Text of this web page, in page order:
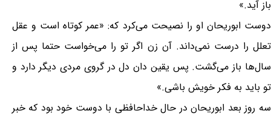
باز آید.»
دوست ابوریحان او را نصیحت می‌کرد که: «عمر کوتاه است و عقل
تعلل را درست نمی‌داند. آن زن اگر تو را می‌خواست حتما پس از
سال‌ها باز می‌گشت. پس یقین دان دل در گروی مردی دیگر دارد و
تو باید به فکر خویش باشی.»
سه روز بعد ابوریحان در حال خداحافظی با دوست خود بود که خبر